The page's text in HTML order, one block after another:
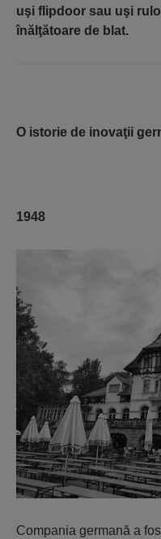
uşi flipdoor sau uşi
înălţătoare de blat.
O istorie de inovaţii
1948
Compania germană a